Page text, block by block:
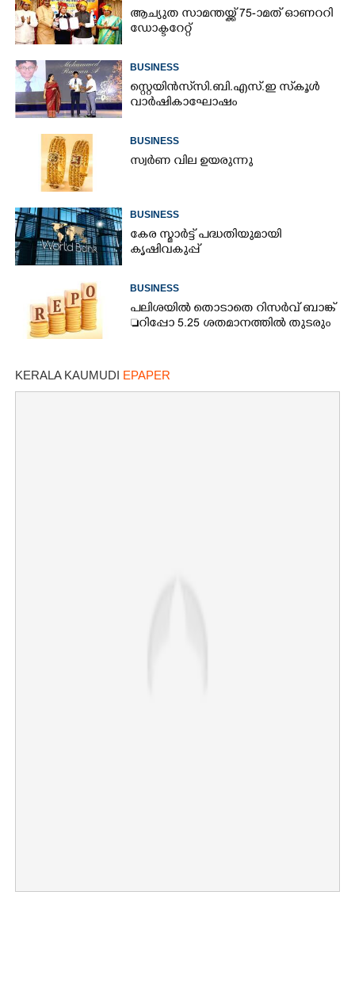
ആച്യുത സാമന്തയ്ക്ക് 75-ാമത് ഓണററി
ഡോക്ടറേറ്റ്
BUSINESS
സ്റ്റെയിൻസ് സി.ബി.എസ്.ഇ സ്‌കൂൾ
വാർഷികാഘോഷം
BUSINESS
സ്വർണ വില ഉയരുന്നു
BUSINESS
കേര സ്മാർട്ട് പദ്ധതിയുമായി
കൃഷിവകുപ്പ്
BUSINESS
പലിശയിൽ തൊടാതെ റിസർവ് ബാങ്ക്
റിപ്പോ 5.25 ശതമാനത്തിൽ തുടരും
KERALA KAUMUDI EPAPER